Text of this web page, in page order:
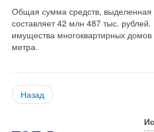
Общая сумма средств, выделенная
составляет 42 млн 487 тыс.
имущества многоквартирных
метра.
Назад